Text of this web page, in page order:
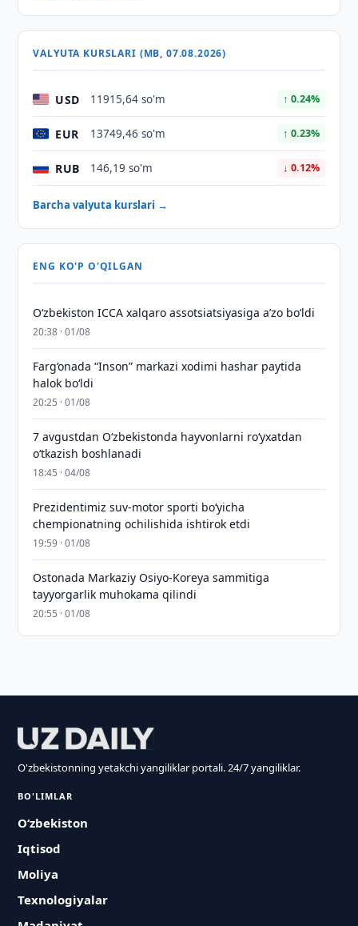
VALYUTA KURSLARI (MB, 07.08.2026)
USD 11915,64 so'm ↑ 0.24%
EUR 13749,46 so'm ↑ 0.23%
RUB 146,19 so'm ↓ 0.12%
Barcha valyuta kurslari →
ENG KO'P O'QILGAN
O‘zbekiston ICCA xalqaro assotsiatsiyasiga aʼzo bo‘ldi
20:38 · 01/08
Farg‘onada “Inson” markazi xodimi hashar paytida
halok bo‘ldi
20:25 · 01/08
7 avgustdan O‘zbekistonda hayvonlarni ro‘yxatdan
o‘tkazish boshlanadi
18:45 · 04/08
Prezidentimiz suv-motor sporti bo‘yicha
chempionatning ochilishida ishtirok etdi
19:59 · 01/08
Ostonada Markaziy Osiyo-Koreya sammitiga
tayyorgarlik muhokama qilindi
20:55 · 01/08
O'zbekistonning yetakchi yangiliklar portali. 24/7 yangiliklar.
BO'LIMLAR
O‘zbekiston
Iqtisod
Moliya
Texnologiyalar